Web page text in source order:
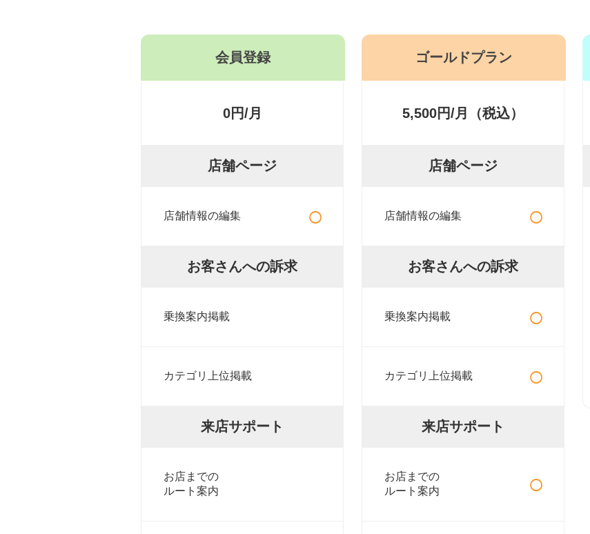
会員登録
0円/月
店舗ページ
店舗情報の編集 ○
お客さんへの訴求
乗換案内掲載
カテゴリ上位掲載
来店サポート
お店までの
ルート案内
ゴールドプラン
5,500円/月（税込）
店舗ページ
店舗情報の編集 ○
お客さんへの訴求
乗換案内掲載 ○
カテゴリ上位掲載 ○
来店サポート
お店までの
ルート案内
○